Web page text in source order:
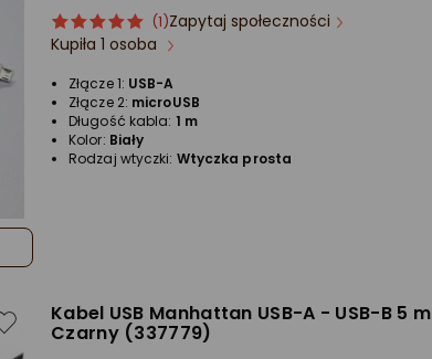
ocena
produktu
gwiazdki
Ocena
produktu
(1)Zapytaj społeczności
Kupiła 1 osoba
Złącze 1: USB-A
Złącze 2: microUSB
Długość kabla: 1 m
Kolor: Biały
Rodzaj wtyczki: Wtyczka prosta
Kabel USB Manhattan USB-A - USB-B 5 m
Czarny (337779)